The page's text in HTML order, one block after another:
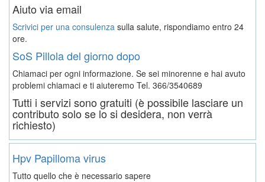
Aiuto via email
Scrivici per una consulenza sulla salute, rispondiamo entro 24
ore.
SoS Pillola del giorno dopo
Chiamaci per ogni informazione. Se sei minorenne e hai avuto
problemi chiamaci e ti aiuteremo Tel. 366/3540689
Tutti i servizi sono gratuiti (è possibile lasciare un
contributo solo se lo si desidera, non verrà
richiesto)
Hpv Papilloma virus
Tutto quello che è necessario sapere